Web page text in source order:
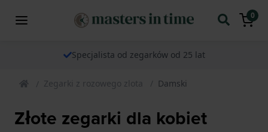
0
Specjalista od zegarków od 25 lat
Zegarki z rozowego zlota Damski
Złote zegarki dla kobiet